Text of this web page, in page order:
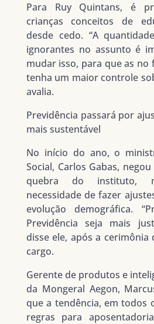
Para Ruy Quintans, é
crianças conceitos de
desde cedo. “A
ignorantes no assunto é
mudar isso, para que as no
tenha um maior controle
avalia.
Previdência passará por
mais sustentável
No início do ano, o
Social, Carlos Gabas,
quebra do instituto,
necessidade de fazer
evolução demográfica.
Previdência seja mais
disse ele, após a cerimônia
cargo.
Gerente de produtos e
da Mongeral Aegon,
que a tendência, em todos
regras para